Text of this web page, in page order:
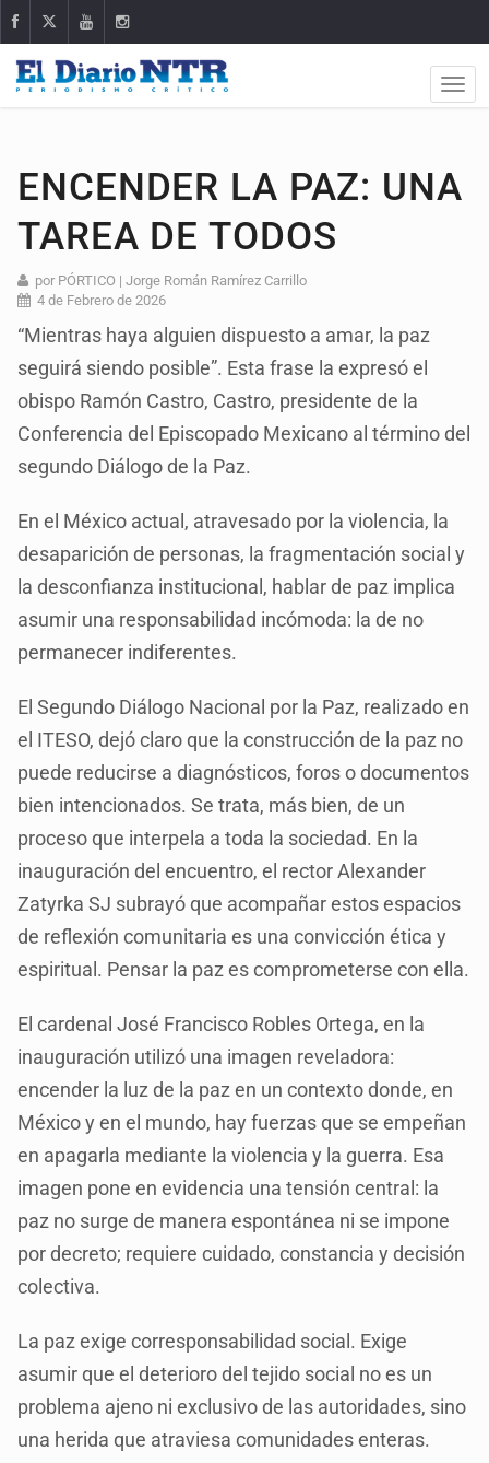
ENCENDER LA PAZ: UNA
TAREA DE TODOS
por PÓRTICO | Jorge Román Ramírez Carrillo
4 de Febrero de 2026
“Mientras haya alguien dispuesto a amar, la paz
seguirá siendo posible”. Esta frase la expresó el
obispo Ramón Castro, Castro, presidente de la
Conferencia del Episcopado Mexicano al término del
segundo Diálogo de la Paz.
En el México actual, atravesado por la violencia, la
desaparición de personas, la fragmentación social y
la desconfianza institucional, hablar de paz implica
asumir una responsabilidad incómoda: la de no
permanecer indiferentes.
El Segundo Diálogo Nacional por la Paz, realizado en
el ITESO, dejó claro que la construcción de la paz no
puede reducirse a diagnósticos, foros o documentos
bien intencionados. Se trata, más bien, de un
proceso que interpela a toda la sociedad. En la
inauguración del encuentro, el rector Alexander
Zatyrka SJ subrayó que acompañar estos espacios
de reflexión comunitaria es una convicción ética y
espiritual. Pensar la paz es comprometerse con ella.
El cardenal José Francisco Robles Ortega, en la
inauguración utilizó una imagen reveladora:
encender la luz de la paz en un contexto donde, en
México y en el mundo, hay fuerzas que se empeñan
en apagarla mediante la violencia y la guerra. Esa
imagen pone en evidencia una tensión central: la
paz no surge de manera espontánea ni se impone
por decreto; requiere cuidado, constancia y decisión
colectiva.
La paz exige corresponsabilidad social. Exige
asumir que el deterioro del tejido social no es un
problema ajeno ni exclusivo de las autoridades, sino
una herida que atraviesa comunidades enteras.